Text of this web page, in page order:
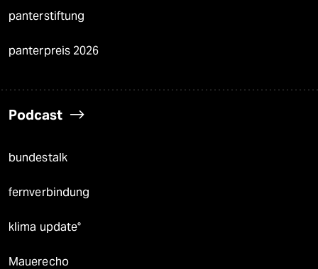
panterstiftung
panterpreis 2026
Podcast
bundestalk
fernverbindung
klima update°
Mauerecho